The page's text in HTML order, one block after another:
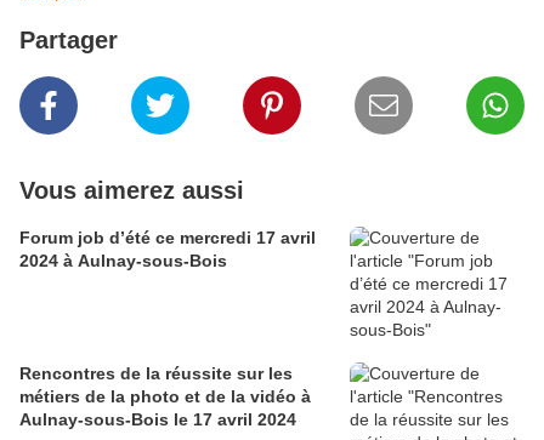
Partager
Vous aimerez aussi
Forum job d’été ce mercredi 17 avril
2024 à Aulnay-sous-Bois
Rencontres de la réussite sur les
métiers de la photo et de la vidéo à
Aulnay-sous-Bois le 17 avril 2024